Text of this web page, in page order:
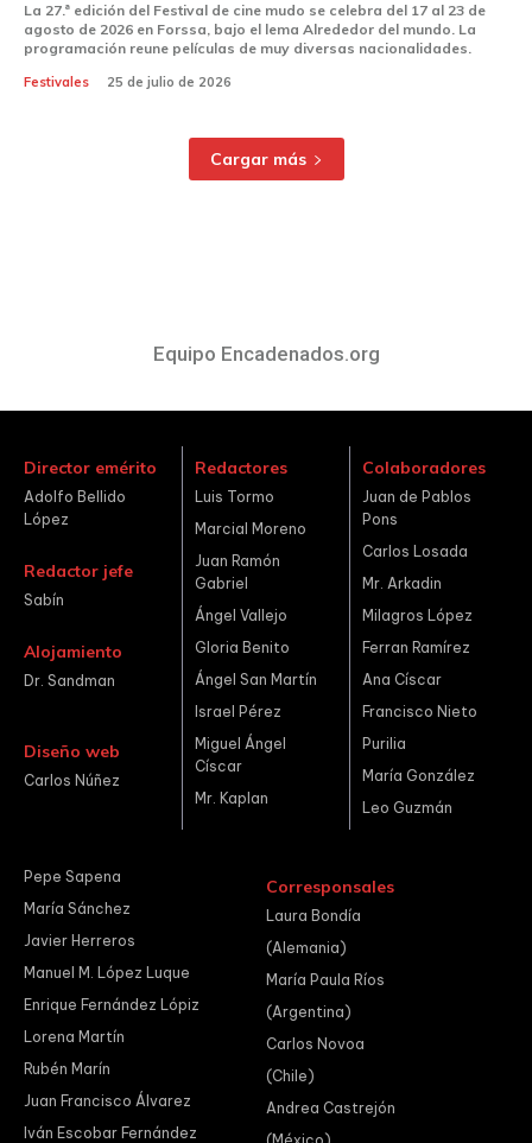
La 27.ª edición del Festival de cine mudo se celebra del 17 al 23 de
agosto de 2026 en Forssa, bajo el lema Alrededor del mundo. La
programación reune películas de muy diversas nacionalidades.
Festivales 25 de julio de 2026
Cargar más
Equipo Encadenados.org
Director emérito
Adolfo Bellido
López
Redactor jefe
Sabín
Alojamiento
Dr. Sandman
Diseño web
Carlos Núñez
Redactores
Luis Tormo
Marcial Moreno
Juan Ramón
Gabriel
Ángel Vallejo
Gloria Benito
Ángel San Martín
Israel Pérez
Miguel Ángel
Císcar
Mr. Kaplan
Colaboradores
Juan de Pablos
Pons
Carlos Losada
Mr. Arkadin
Milagros López
Ferran Ramírez
Ana Císcar
Francisco Nieto
Purilia
María González
Leo Guzmán
Pepe Sapena
María Sánchez
Javier Herreros
Manuel M. López Luque
Enrique Fernández Lópiz
Lorena Martín
Rubén Marín
Juan Francisco Álvarez
Iván Escobar Fernández
Corresponsales
Laura Bondía
(Alemania)
María Paula Ríos
(Argentina)
Carlos Novoa
(Chile)
Andrea Castrejón